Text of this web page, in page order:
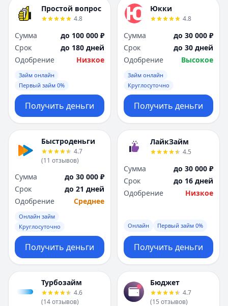
Простой вопрос
4.8
Сумма
до 100 000 ₽
Срок
до 180 дней
Одобрение
Низкое
Займ онлайн
Первый займ 0%
Получить деньги
Юкки
4.8
Сумма
до 30 000 ₽
Срок
до 30 дней
Одобрение
Высокое
Займ онлайн
Круглосуточно
Получить деньги
Быстроденьги
4.7
(11 отзывов)
Сумма
до 30 000 ₽
Срок
до 21 дней
Одобрение
Среднее
Онлайн займ
Круглосуточно
Получить деньги
ЛайкЗайм
4.5
Сумма
до 30 000 ₽
Срок
до 16 дней
Одобрение
Низкое
Онлайн Первый займ 0%
Получить деньги
Турбозайм
4.6
(14отзывов)
Бюджет
4.7
(15 отзывов)